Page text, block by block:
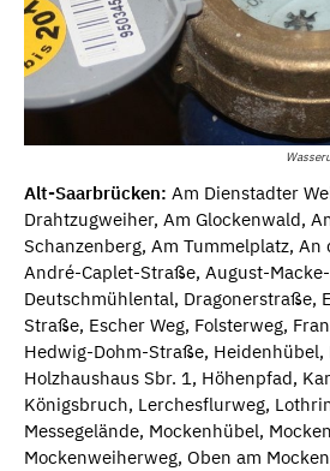
Alt-Saarbrücken: Am Dienstadter
Drahtzugweiher, Am Glockenwald,
Schanzenberg, Am Tummelplatz,
André-Caplet-Straße, August-
Deutschmühlental, Dragonerstraße,
Straße, Escher Weg, Folsterweg,
Hedwig-Dohm-Straße, Heidenhübel,
Holzhaushaus Sbr. 1, Höhenpfad,
Königsbruch, Lerchesflurweg,
Messegelände, Mockenhübel,
Mockenweiherweg, Oben am